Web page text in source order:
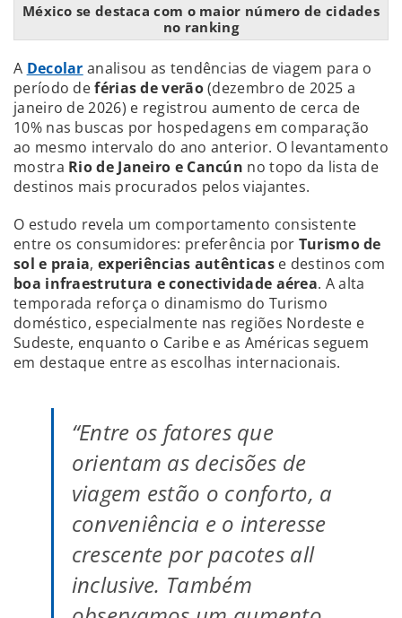
México se destaca com o maior número de cidades
no ranking
A Decolar analisou as tendências de viagem para o
período deférias de verão(dezembro de 2025 a
janeiro de 2026) e registrou aumento de cerca de
10% nas buscas por hospedagens em comparação
ao mesmo intervalo do ano anterior. O levantamento
mostra Rio de Janeiro e Cancún no topo da lista de
destinos mais procurados pelos viajantes.
O estudo revela um comportamento consistente
entre os consumidores: preferência por Turismo de
sol e praia, experiências autênticase destinos com
boa infraestrutura e conectividade aérea. A alta
temporada reforça o dinamismo do Turismo
doméstico, especialmente nas regiões Nordeste e
Sudeste, enquanto o Caribe e as Américas seguem
em destaque entre as escolhas internacionais.
“Entre os fatores que
orientam as decisões de
viagem estão o conforto, a
conveniência e o interesse
crescente por pacotes all
inclusive. Também